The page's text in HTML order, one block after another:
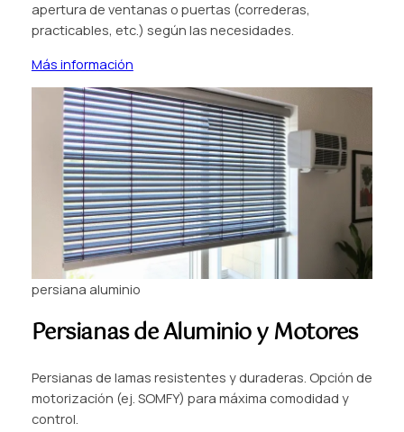
apertura de ventanas o puertas (correderas,
practicables, etc.) según las necesidades.
Más información
persiana aluminio
Persianas de Aluminio y Motores
Persianas de lamas resistentes y duraderas. Opción de
motorización (ej. SOMFY) para máxima comodidad y
control.